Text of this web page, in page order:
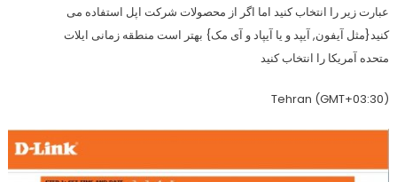
عبارت زیر را انتخاب کنید اما اگر از محصولات شرکت اپل استفاده می
کنید{مثل آیفون, آیپد و یا آیپاد و آی مک} بهتر است منطقه زمانی ایلات
متحده آمریکا را انتخاب کنید
(GMT+03:30) Tehran